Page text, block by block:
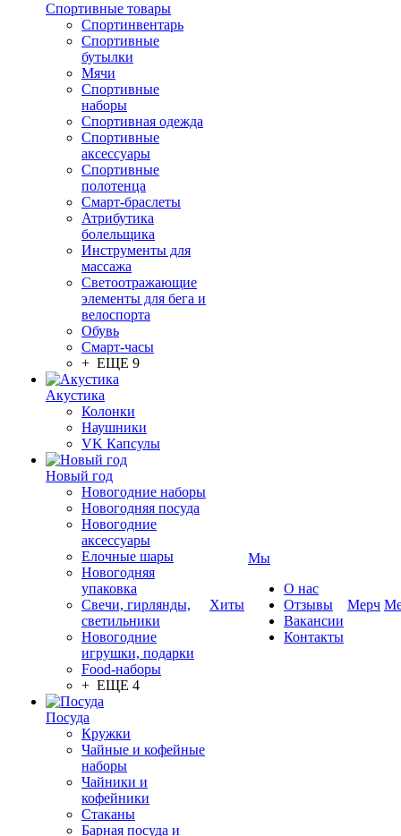
Спортивные товары
Спортинвентарь
Спортивные
бутылки
Мячи
Спортивные
наборы
Спортивная одежда
Спортивные
аксессуары
Спортивные
полотенца
Смарт-браслеты
Атрибутика
болельщика
Инструменты для
массажа
Светоотражающие
элементы для бега и
велоспорта
Обувь
Смарт-часы
+ ЕЩЕ 9
Акустика
Колонки
Наушники
VK Капсулы
Новый год
Новогодние наборы
Новогодняя посуда
Новогодние
аксессуары
Елочные шары
Новогодняя
упаковка
Свечи, гирлянды,
светильники
Новогодние
игрушки, подарки
Food-наборы
+ ЕЩЕ 4
Посуда
Кружки
Чайные и кофейные
наборы
Чайники и
кофейники
Стаканы
Барная посуда и
Хиты
Мы
О нас
Отзывы
Вакансии
Контакты
Мерч